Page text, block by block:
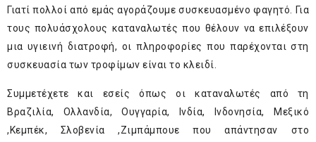
Γιατί πολλοί από εμάς αγοράζουμε συσκευασμένο φαγητό. Για
τους πολυάσχολους καταναλωτές που θέλουν να επιλέξουν
μια υγιεινή διατροφή, οι πληροφορίες που παρέχονται στη
συσκευασία των τροφίμων είναι το κλειδί.
Συμμετέχετε και εσείς όπως οι καταναλωτές από τη
Βραζιλία, Ολλανδία, Ουγγαρία, Ινδία, Ινδονησία, Μεξικό
,Κεμπέκ, Σλοβενία ,Ζιμπάμπουε που απάντησαν στο